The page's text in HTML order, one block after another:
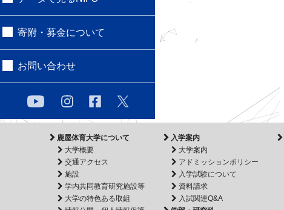
寄附・募金について
お問い合わせ
鹿屋体育大学について
大学概要
交通アクセス
施設
学内共同教育研究施設等
大学の特色ある取組
入学案内
大学案内
アドミッションポリシー
入学試験について
資料請求
入試関連Q&A